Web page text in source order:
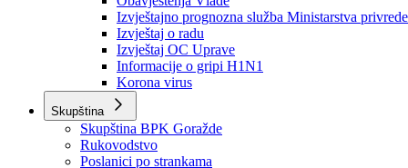
Obavještenja i izvještaji
Obavještenja Vlade
Izvještajno prognozna služba Ministarstva privrede
Izvještaj o radu
Izvještaj OC Uprave
Informacije o gripi H1N1
Korona virus
Skupština